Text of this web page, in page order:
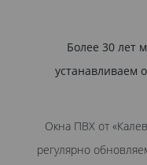
Более 30 лет
устанавливаем
Окна ПВХ от
регулярно